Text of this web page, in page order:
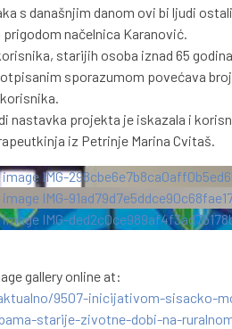
s današnjim danom ovi bi ljudi
načelnica Karanović.
starijih osoba iznad 65
sporazumom povećava
nastavka projekta je iskazala i
iz Petrinje Marina Cvitaš.
gallery online at:
9507-inicijativom-sisacko-
starije-zivotne-dobi-na-